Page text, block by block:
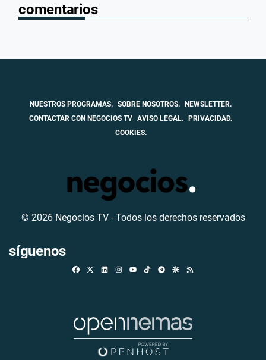
comentarios
NUESTROS PROGRAMAS. SOBRE NOSOTROS. NEWSLETTER.
CONTACTAR CON NEGOCIOS TV AVISO LEGAL. PRIVACIDAD.
COOKIES.
© 2026 Negocios TV - Todos los derechos reservados
síguenos
FacebookLinkedinInstagramTikTokTelegramGoogle Discover